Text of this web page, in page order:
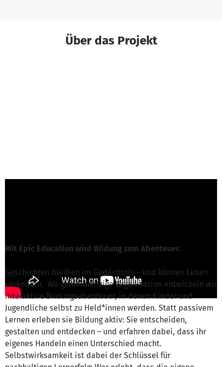
Über das Projekt
Mit Epic Education wird Bildung zum Abenteuer.
Geschichten bleiben im Gedächtnis – und können Leben
verändern. Als gemeinnützige Organisation entwickeln wir
interaktive Bildungsabenteuer, in denen Kinder und
Jugendliche selbst zu Held*innen werden. Statt passivem
Lernen erleben sie Bildung aktiv: Sie entscheiden,
gestalten und entdecken – und erfahren dabei, dass ihr
eigenes Handeln einen Unterschied macht.
Selbstwirksamkeit ist dabei der Schlüssel für